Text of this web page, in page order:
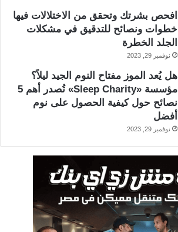
افحص بشرتك وتحقق من الاختلالات فيها
خطوات ونصائح للتدقيق في مشكلات
الجلد الخطرة
نوفمبر 29, 2023
هل يُعد الموز مفتاح النوم الجيد ليلاً؟
مؤسسة «Sleep Charity» تُصدر أهم 5
نصائح حول كيفية الحصول على نوم
أفضل
نوفمبر 29, 2023